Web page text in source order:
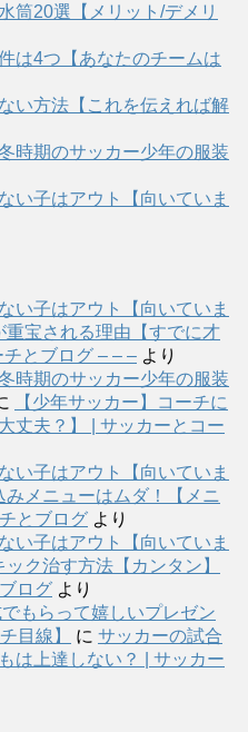
筒20選【メリット/デメリ
は4つ【あなたのチームは
い方法【これを伝えれば解
時期のサッカー少年の服装
い子はアウト【向いていま
い子はアウト【向いていま
重宝される理由【すでに才
とブログ – – – より
時期のサッカー少年の服装
【少年サッカー】コーチに
丈夫？】 | サッカーとコー
い子はアウト【向いていま
みメニューはムダ！【メニ
とブログ より
い子はアウト【向いていま
ック治す方法【カンタン】
ログ より
もらって嬉しいプレゼン
目線】
に サッカーの試合
は上達しない？ | サッカー